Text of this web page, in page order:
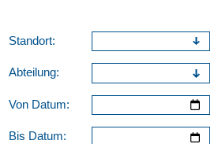
Standort:
Abteilung:
Von Datum:
Bis Datum: